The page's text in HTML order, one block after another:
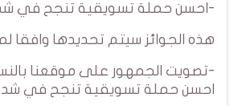
-احسن حملة تسويقية تنجح في
هذه الجوائز سيتم تحديدها وافقا
-تصويت الجمهور على موقعنا
احسن حملة تسويقية تنجح في شد